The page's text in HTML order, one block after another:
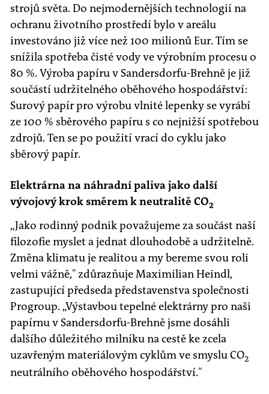
strojů světa. Do nejmodernějších technologií na
ochranu životního prostředí bylo v areálu
investováno již více než 100 milionů Eur. Tím se
snížila spotřeba čisté vody ve výrobním procesu o
80 %. Výroba papíru v Sandersdorfu-Brehně je již
součástí udržitelného oběhového hospodářství:
Surový papír pro výrobu vlnité lepenky se vyrábí
ze 100 % sběrového papíru s co nejnižší spotřebou
zdrojů. Ten se po použití vrací do cyklu jako
sběrový papír.
Elektrárna na náhradní paliva jako další
vývojový krok směrem k neutralitě CO2
„Jako rodinný podnik považujeme za součást naší
filozofie myslet a jednat dlouhodobě a udržitelně.
Změna klimatu je realitou a my bereme svou roli
velmi vážně," zdůrazňuje Maximilian Heindl,
zastupující předseda představenstva společnosti
Progroup. „Výstavbou tepelné elektrárny pro naši
papírnu v Sandersdorfu-Brehně jsme dosáhli
dalšího důležitého milníku na cestě ke zcela
uzavřeným materiálovým cyklům ve smyslu CO2
neutrálního oběhového hospodářství."